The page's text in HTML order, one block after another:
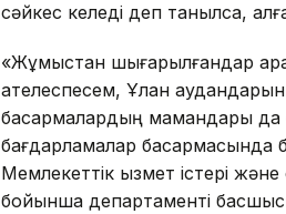
сәйкес келеді деп танылса,
«Жұмыстан шығарылғандар
қателеспесем, Ұлан
басқармалардың мамандары да
бағдарламалар
Мемлекеттік қызмет істері және
бойынша департаменті